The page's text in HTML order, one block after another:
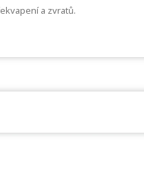
a zvratů.